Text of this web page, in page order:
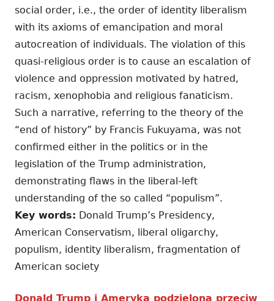
social order, i.e., the order of identity liberalism
with its axioms of emancipation and moral
autocreation of individuals. The violation of this
quasi-religious order is to cause an escalation of
violence and oppression motivated by hatred,
racism, xenophobia and religious fanaticism.
Such a narrative, referring to the theory of the
“end of history” by Francis Fukuyama, was not
confirmed either in the politics or in the
legislation of the Trump administration,
demonstrating flaws in the liberal-left
understanding of the so called “populism”.
Key words: Donald Trump’s Presidency,
American Conservatism, liberal oligarchy,
populism, identity liberalism, fragmentation of
American society
Donald Trump i Ameryka podzielona przeciw